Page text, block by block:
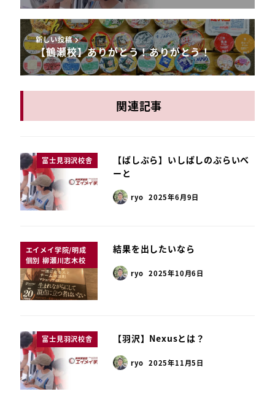
新しい投稿
【鶴瀬校】ありがとう！ありがとう！
関連記事
富士見羽沢校舎
【ばしぷら】いしばしのぷらいべ
ーと
ryo 2025年6月9日
エイメイ学院/明成
個別 柳瀬川志木校
結果を出したいなら
ryo 2025年10月6日
富士見羽沢校舎 【羽沢】Nexusとは？
ryo 2025年11月5日